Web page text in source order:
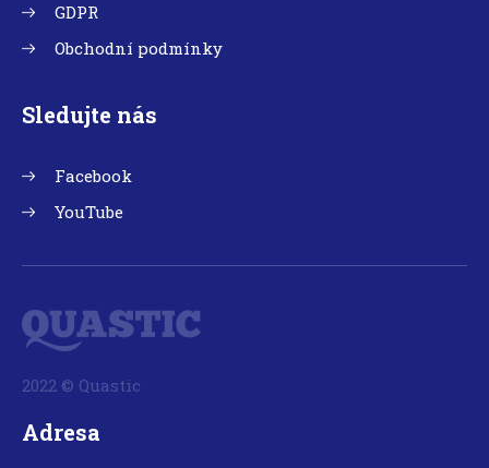
GDPR
Obchodní podmínky
Sledujte nás
Facebook
YouTube
2022 © Quastic
Adresa